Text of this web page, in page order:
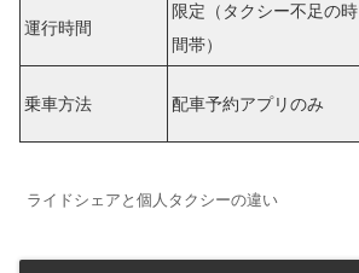
運行時間
限定（タクシー不足の時
間帯）
乗車方法 配車予約アプリのみ
ライドシェアと個人タクシーの違い